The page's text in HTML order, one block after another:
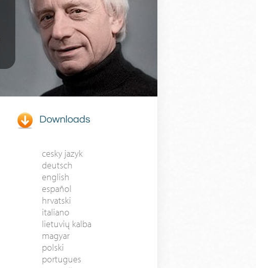
Downloads
cesky jazyk
deutsch
english
español
hrvatski
italiano
lietuvių kalba
magyar
polski
portugues